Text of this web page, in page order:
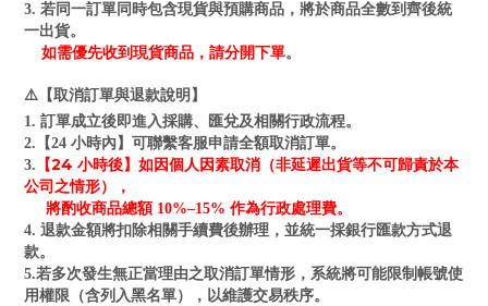
3. 若同一訂單同時包含現貨與預購商品，將於商品全數到齊後統
一出貨。
如需優先收到現貨商品，請分開下單。
⚠️【取消訂單與退款說明】
1. 訂單成立後即進入採購、匯兌及相關行政流程。
2.【24 小時內】可聯繫客服申請全額取消訂單。
3.
【24 小時後】如因個人因素取消（非延遲出貨等不可歸責於本
公司之情形），
將酌收商品總額 10%–15% 作為行政處理費。
4. 退款金額將扣除相關手續費後辦理，並統一採銀行匯款方式退
款。
5.若多次發生無正當理由之取消訂單情形，系統將可能限制帳號使
用權限（含列入黑名單），以維護交易秩序。